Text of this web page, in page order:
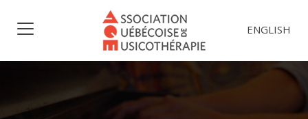
ENGLISH